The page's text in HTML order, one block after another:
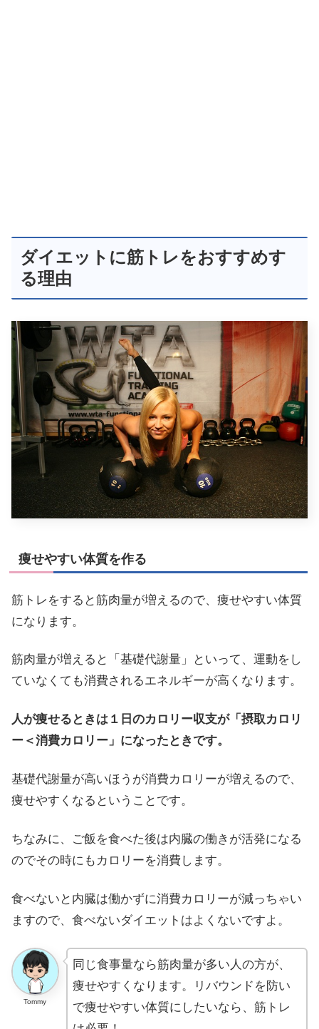
ダイエットに筋トレをおすすめす
る理由
痩せやすい体質を作る
筋トレをすると筋肉量が増えるので、痩せやすい体質
になります。
筋肉量が増えると「基礎代謝量」といって、運動をし
ていなくても消費されるエネルギーが高くなります。
人が痩せるときは１日のカロリー収支が「摂取カロリ
ー＜消費カロリー」になったときです。
基礎代謝量が高いほうが消費カロリーが増えるので、
痩せやすくなるということです。
ちなみに、ご飯を食べた後は内臓の働きが活発になる
のでその時にもカロリーを消費します。
食べないと内臓は働かずに消費カロリーが減っちゃい
ますので、食べないダイエットはよくないですよ。
Tommy
同じ食事量なら筋肉量が多い人の方が、
痩せやすくなります。リバウンドを防い
で痩せやすい体質にしたいなら、筋トレ